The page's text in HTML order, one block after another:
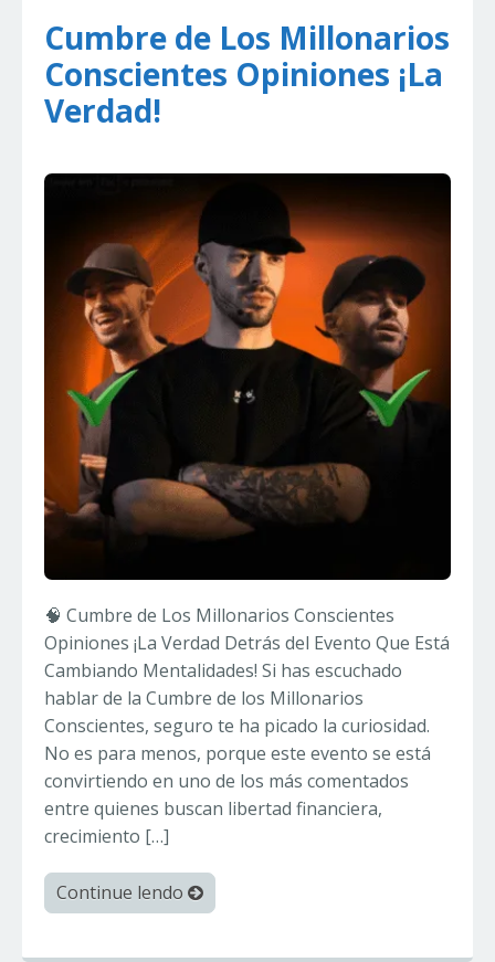
Cumbre de Los Millonarios
Conscientes Opiniones ¡La
Verdad!
🧠 Cumbre de Los Millonarios Conscientes
Opiniones ¡La Verdad Detrás del Evento Que Está
Cambiando Mentalidades! Si has escuchado
hablar de la Cumbre de los Millonarios
Conscientes, seguro te ha picado la curiosidad.
No es para menos, porque este evento se está
convirtiendo en uno de los más comentados
entre quienes buscan libertad financiera,
crecimiento […]
Continue lendo